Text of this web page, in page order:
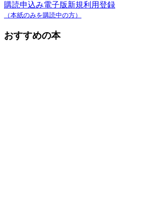
購読申込み電子版新規利用登録
（本紙のみを購読中の方）
おすすめの本